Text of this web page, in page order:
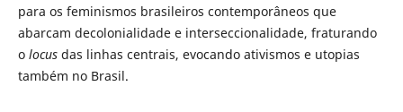
para os feminismos brasileiros contemporâneos que
abarcam decolonialidade e interseccionalidade, fraturando
o locusdas linhas centrais, evocando ativismos e utopias
também no Brasil.